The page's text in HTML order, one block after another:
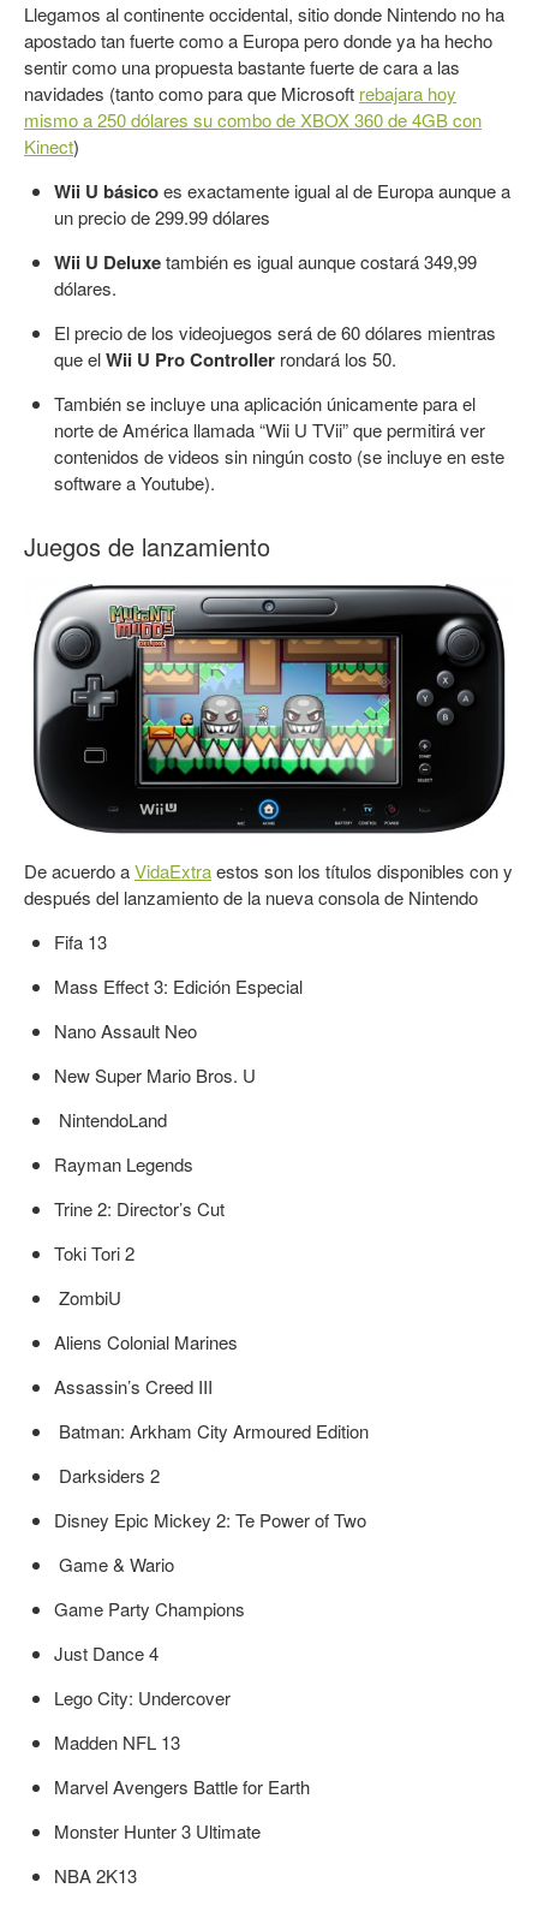
Llegamos al continente occidental, sitio donde Nintendo no ha
apostado tan fuerte como a Europa pero donde ya ha hecho
sentir como una propuesta bastante fuerte de cara a las
navidades (tanto como para que Microsoft rebajara hoy
mismo a 250 dólares su combo de XBOX 360 de 4GB con
Kinect)
Wii U básicoes exactamente igual al de Europa aunque a
un precio de 299.99 dólares
Wii U Deluxetambién es igual aunque costará 349,99
dólares.
El precio de los videojuegos será de 60 dólares mientras
que elWii U Pro Controller rondará los 50.
También se incluye una aplicación únicamente para el
norte de América llamada “Wii U TVii” que permitirá ver
contenidos de videos sin ningún costo (se incluye en este
software a Youtube).
Juegos de lanzamiento
De acuerdo aVidaExtraestos son los títulos disponibles con y
después del lanzamiento de la nueva consola de Nintendo
Fifa 13
Mass Effect 3: Edición Especial
Nano Assault Neo
New Super Mario Bros. U
NintendoLand
Rayman Legends
Trine 2: Director’s Cut
Toki Tori 2
ZombiU
Aliens Colonial Marines
Assassin’s Creed III
Batman: Arkham City Armoured Edition
Darksiders 2
Disney Epic Mickey 2: Te Power of Two
Game & Wario
Game Party Champions
Just Dance 4
Lego City: Undercover
Madden NFL 13
Marvel Avengers Battle for Earth
Monster Hunter 3 Ultimate
NBA 2K13